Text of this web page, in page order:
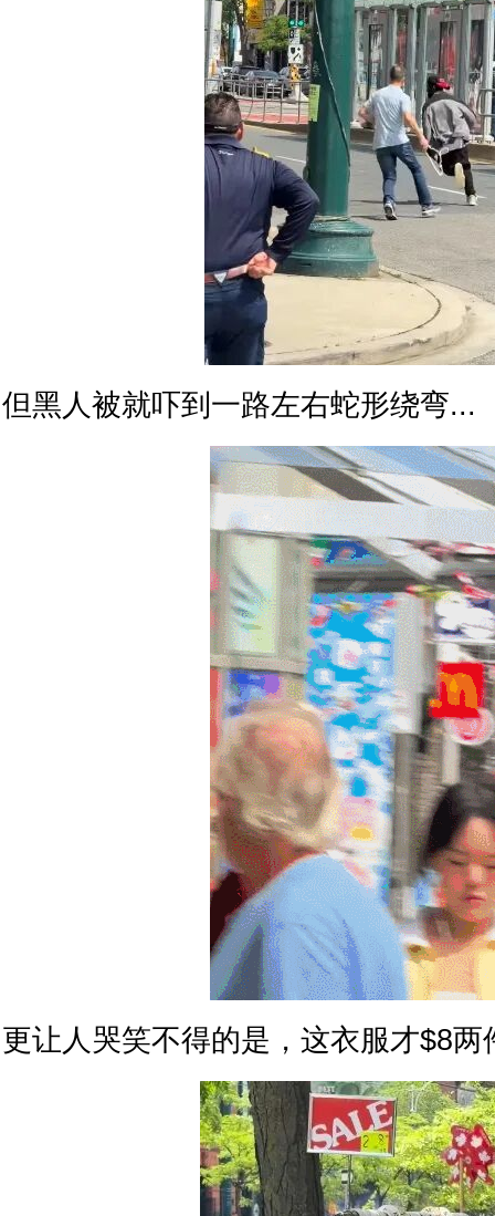
但黑人被就吓到一路左右蛇形绕弯...
更让人哭笑不得的是，这衣服才$8两